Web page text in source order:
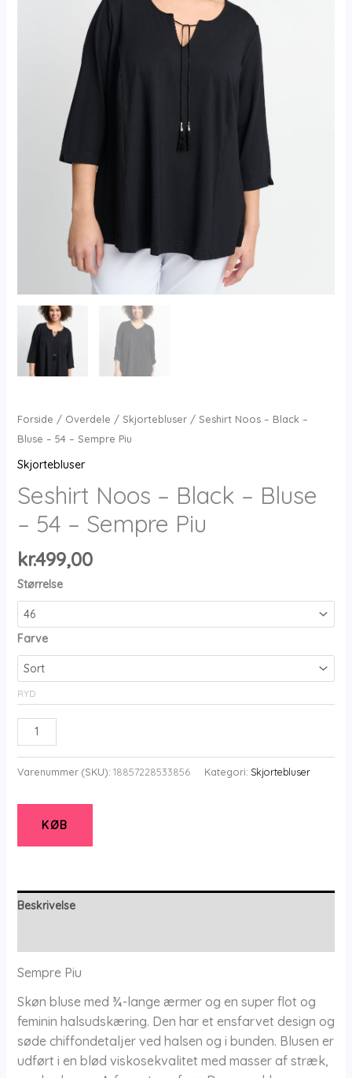
Forside / Overdele / Skjortebluser/ Seshirt Noos – Black –
Bluse – 54 – Sempre Piu
Skjortebluser
Seshirt Noos – Black – Bluse
– 54 – Sempre Piu
kr.499,00
Størrelse
Farve
RYD
Seshirt
Noos
-
-
Bluse
-
Sempre
Varenummer (SKU): 18857228533856 Kategori: Skjortebluser
KØB
Beskrivelse
Sempre Piu
Skøn bluse med ¾-lange ærmer og en super flot og
feminin halsudskæring. Den har et ensfarvet design og
søde chiffondetaljer ved halsen og i bunden. Blusen er
udført i en blød viskosekvalitet med masser af stræk,